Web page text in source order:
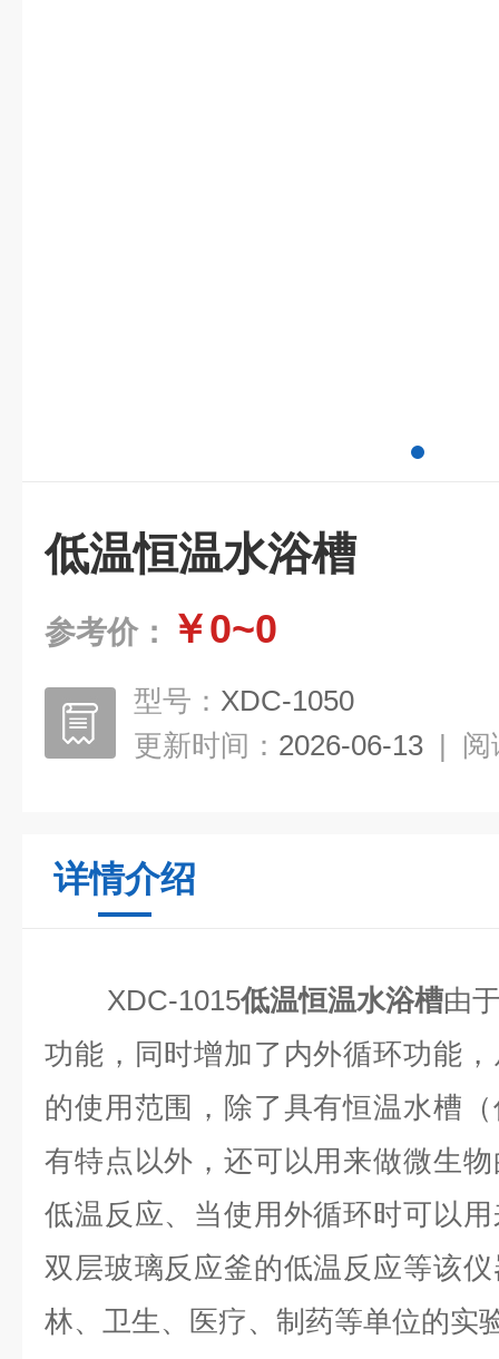
低温恒温水浴槽
参考价： ￥0~0
型号： XDC-1050
更新时间： 2026-06-13 | 阅
详情介绍
XDC-1015低温恒温水浴槽由
功能，同时增加了内外循环功能
的使用范围，除了具有恒温水槽
有特点以外，还可以用来做微生
低温反应、当使用外循环时可以
双层玻璃反应釜的低温反应等该
林、卫生、医疗、制药等单位的实